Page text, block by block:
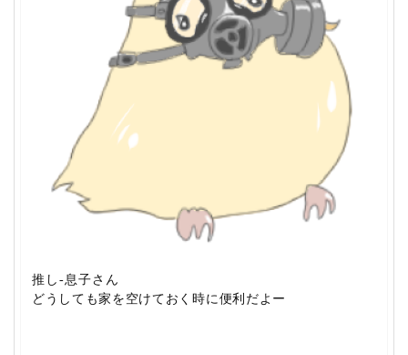
推し-息子さん
どうしても家を空けておく時に便利だよー